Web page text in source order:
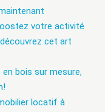
votre activité
cet art
bois sur mesure,
locatif à